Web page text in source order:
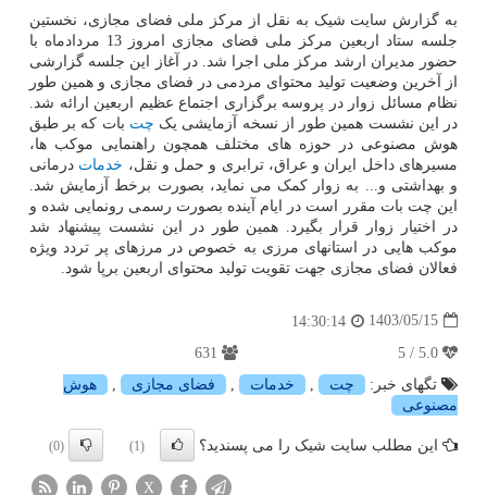
به گزارش سایت شیک به نقل از مرکز ملی فضای مجازی، نخستین
جلسه ستاد اربعین مرکز ملی فضای مجازی امروز 13 مردادماه با
حضور مدیران ارشد مرکز ملی اجرا شد. در آغاز این جلسه گزارشی
از آخرین وضعیت تولید محتوای مردمی در فضای مجازی و همین طور
نظام مسائل زوار در پروسه برگزاری اجتماع عظیم اربعین ارائه شد.
در این نشست همین طور از نسخه آزمایشی یک چت بات که بر طبق
هوش مصنوعی در حوزه های مختلف همچون راهنمایی موکب ها،
مسیرهای داخل ایران و عراق، ترابری و حمل و نقل، خدمات درمانی
و بهداشتی و... به زوار کمک می نماید، بصورت برخط آزمایش شد.
این چت بات مقرر است در ایام آینده بصورت رسمی رونمایی شده و
در اختیار زوار قرار بگیرد. همین طور در این نشست پیشنهاد شد
موکب هایی در استانهای مرزی به خصوص در مرزهای پر تردد ویژه
فعالان فضای مجازی جهت تقویت تولید محتوای اربعین برپا شود.
1403/05/15
14:30:14
تگهای خبر:
چت , خدمات , فضای مجازی ,
هوش
مصنوعی
این مطلب سایت شیک را می پسندید؟ (1)
(0)
X